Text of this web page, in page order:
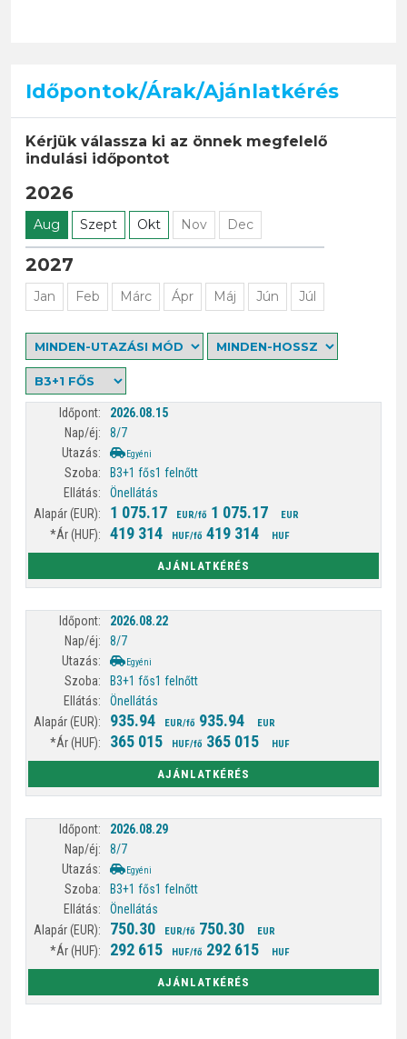
Időpontok/Árak/Ajánlatkérés
Kérjük válassza ki az önnek megfelelő
indulási időpontot
2026
Aug Szept Okt Nov Dec
2027
Jan Feb Márc Ápr Máj Jún Júl
2026.08.15
8/7
Egyéni
B3+1 fős1 felnőtt
Önellátás
1 075.17 EUR/fő 1 075.17 EUR
419 314 HUF/fő 419 314 HUF
AJÁNLATKÉRÉS
2026.08.22
8/7
Egyéni
B3+1 fős1 felnőtt
Önellátás
935.94 EUR/fő 935.94 EUR
365 015 HUF/fő 365 015 HUF
AJÁNLATKÉRÉS
2026.08.29
8/7
Egyéni
B3+1 fős1 felnőtt
Önellátás
750.30 EUR/fő 750.30 EUR
292 615 HUF/fő 292 615 HUF
AJÁNLATKÉRÉS